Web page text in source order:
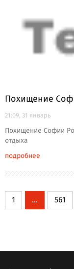
Похищение
21:09, 31 январь
Похищение Софии
отдыха
подробнее
1 ... 561